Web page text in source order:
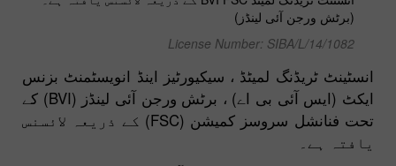
(برٹش ورجن آئی لینڈز)
License Number: SIBA/L/14/1082
انسٹینٹ ٹریڈنگ لمیٹڈ ، سیکیورٹیز اینڈ انویسٹمنٹ بزنس
ایکٹ (ایس آئی بی اے) ، برٹش ورجن آئی لینڈز (BVI) کے
تحت فنانشل سروسز کمیشن (FSC) کے ذریعہ لائسنس
یافتہ ہے۔